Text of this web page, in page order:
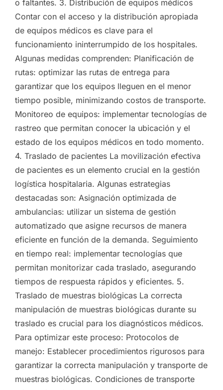
o faltantes. 3. Distribución de equipos médicos
Contar con el acceso y la distribución apropiada
de equipos médicos es clave para el
funcionamiento ininterrumpido de los hospitales.
Algunas medidas comprenden: Planificación de
rutas: optimizar las rutas de entrega para
garantizar que los equipos lleguen en el menor
tiempo posible, minimizando costos de transporte.
Monitoreo de equipos: implementar tecnologías de
rastreo que permitan conocer la ubicación y el
estado de los equipos médicos en todo momento.
4. Traslado de pacientes La movilización efectiva
de pacientes es un elemento crucial en la gestión
logística hospitalaria. Algunas estrategias
destacadas son: Asignación optimizada de
ambulancias: utilizar un sistema de gestión
automatizado que asigne recursos de manera
eficiente en función de la demanda. Seguimiento
en tiempo real: implementar tecnologías que
permitan monitorizar cada traslado, asegurando
tiempos de respuesta rápidos y eficientes. 5.
Traslado de muestras biológicas La correcta
manipulación de muestras biológicas durante su
traslado es crucial para los diagnósticos médicos.
Para optimizar este proceso: Protocolos de
manejo: Establecer procedimientos rigurosos para
garantizar la correcta manipulación y transporte de
muestras biológicas. Condiciones de transporte